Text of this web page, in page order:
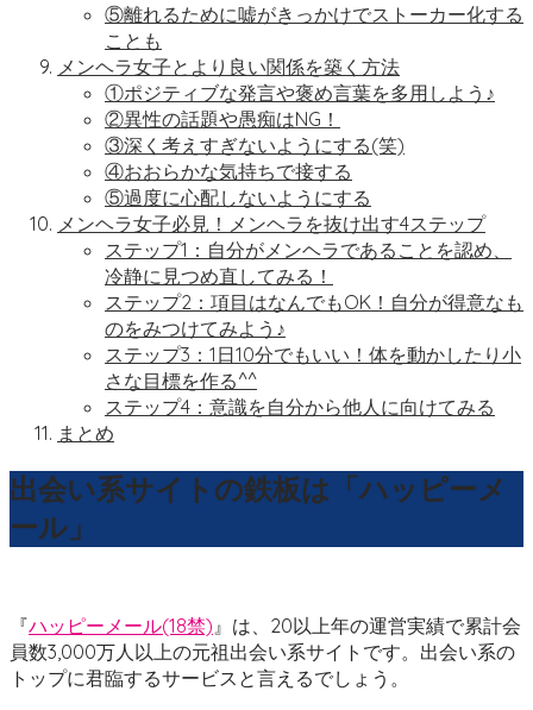
⑤離れるために嘘がきっかけでストーカー化する
ことも
メンヘラ女子とより良い関係を築く方法
①ポジティブな発言や褒め言葉を多用しよう♪
②異性の話題や愚痴はNG！
③深く考えすぎないようにする(笑)
④おおらかな気持ちで接する
⑤過度に心配しないようにする
メンヘラ女子必見！メンヘラを抜け出す4ステップ
ステップ1：自分がメンヘラであることを認め、
冷静に見つめ直してみる！
ステップ2：項目はなんでもOK！自分が得意なも
のをみつけてみよう♪
ステップ3：1日10分でもいい！体を動かしたり小
さな目標を作る^^
ステップ4：意識を自分から他人に向けてみる
まとめ
出会い系サイトの鉄板は「ハッピーメ
ール」
『ハッピーメール(18禁)』は、20以上年の運営実績で累計会
員数3,000万人以上の元祖出会い系サイトです。出会い系の
トップに君臨するサービスと言えるでしょう。